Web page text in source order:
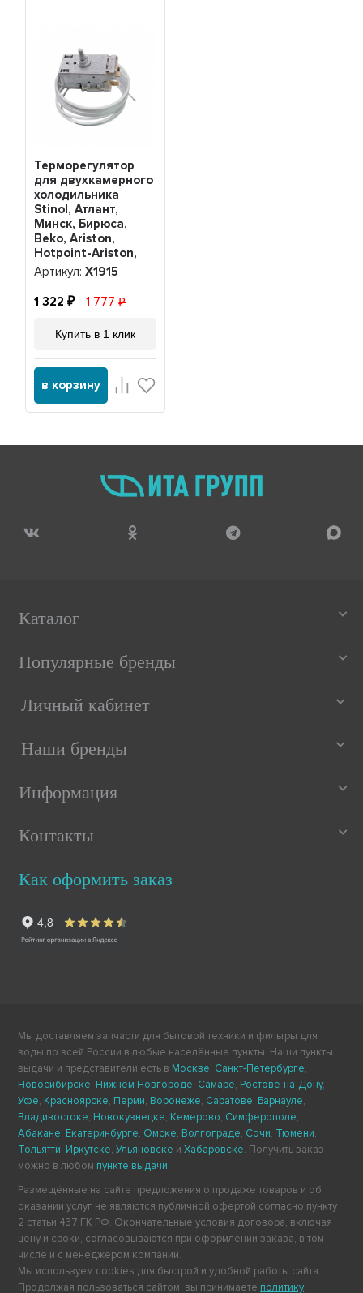
Терморегулятор
для двухкамерного
холодильника
Stinol, Атлант,
Минск, Бирюса,
Beko, Ariston,
Hotpoint-Ariston,
Beko, Indesit K56-
L1915, Х1915
Артикул:Х1915
1 322 1 777
Купить в 1 клик
в корзину
Каталог
Популярные бренды
Личный кабинет
Наши бренды
Информация
Контакты
Как оформить заказ
Мы доставляем запчасти для бытовой техники и фильтры для
воды по всей России в любые населённые пункты. Наши пункты
выдачи и представители есть в Москве, Санкт-Петербурге,
Новосибирске, Нижнем Новгороде, Самаре, Ростове-на-Дону,
Уфе, Красноярске, Перми, Воронеже, Саратове, Барнауле,
Владивостоке, Новокузнецке, Кемерово, Симферополе,
Абакане, Екатеринбурге, Омске, Волгограде, Сочи, Тюмени,
Тольятти, Иркутске,Ульяновске иХабаровске. Получить заказ
можно в любом пункте выдачи.
Размещённые на сайте предложения о продаже товаров и об
оказании услуг не являются публичной офертой согласно пункту
2 статьи 437 ГК РФ. Окончательные условия договора, включая
цену и сроки, согласовываются при оформлении заказа, в том
числе и с менеджером компании.
Мы используем cookies для быстрой и удобной работы сайта.
Продолжая пользоваться сайтом, вы принимаете политику